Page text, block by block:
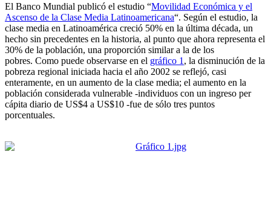
El Banco Mundial publicó el estudio “Movilidad Económica y el
Ascenso de la Clase Media Latinoamericana“. Según el estudio, la
clase media en Latinoamérica creció 50% en la última década, un
hecho sin precedentes en la historia, al punto que ahora representa el
30% de la población, una proporción similar a la de los
pobres. Como puede observarse en el gráfico 1 , la disminución de la
pobreza regional iniciada hacia el año 2002 se reflejó, casi
enteramente, en un aumento de la clase media; el aumento en la
población considerada vulnerable -individuos con un ingreso per
cápita diario de US$4 a US$10 -fue de sólo tres puntos
porcentuales.